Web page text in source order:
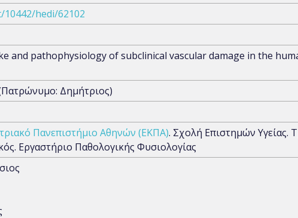
hedi/62102
and pathophysiology of subclinical vascular damage in the
Δημήτριος)
Πανεπιστήμιο Αθηνών (ΕΚΠΑ). Σχολή Επιστημών Υγείας.
Εργαστήριο Παθολογικής Φυσιολογίας